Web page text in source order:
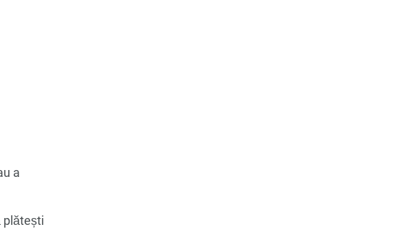
a
plătești